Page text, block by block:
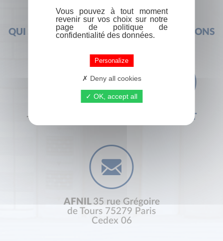
QUI SOMMES-NOUS ? FOIRE AUX QUESTIONS
+33 (0) 1 44 41 29 19 CONTACT
AFNIL 35 rue Grégoire
de Tours 75279 Paris
Cedex 06
Vous pouvez à tout moment
revenir sur vos choix sur notre
page de politique de
confidentialité des données.
Personalize
Deny all cookies
OK, accept all